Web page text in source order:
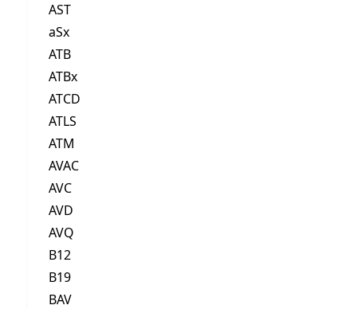
AST
aSx
ATB
ATBx
ATCD
ATLS
ATM
AVAC
AVC
AVD
AVQ
B12
B19
BAV